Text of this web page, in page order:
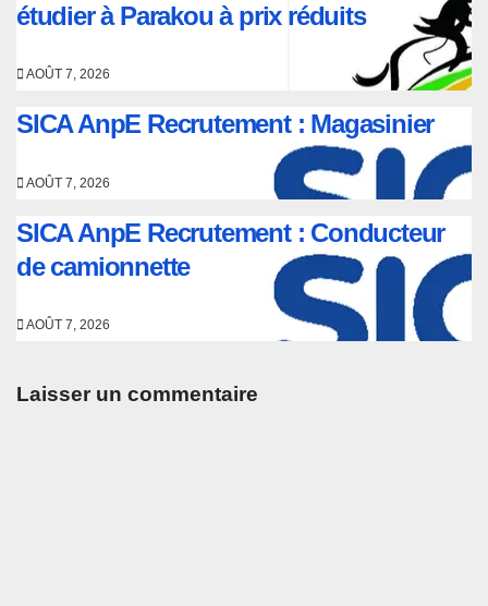
étudier à Parakou à prix réduits
AOÛT 7, 2026
SICA AnpE Recrutement : Magasinier
AOÛT 7, 2026
SICA AnpE Recrutement : Conducteur
de camionnette
AOÛT 7, 2026
Laisser un commentaire